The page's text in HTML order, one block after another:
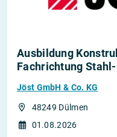
Ausbildung
Fachrichtung
Jöst GmbH & Co. KG
48249 Dülmen
01.08.2026